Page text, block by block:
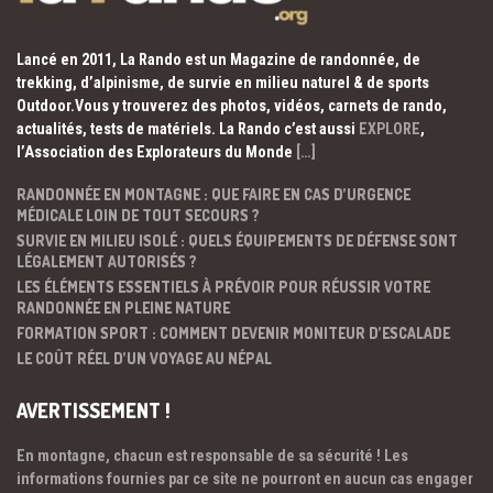
Lancé en 2011, La Rando est un Magazine de randonnée, de
trekking, d’alpinisme, de survie en milieu naturel & de sports
Outdoor.Vous y trouverez des photos, vidéos, carnets de rando,
actualités, tests de matériels. La Rando c’est aussi EXPLORE,
l’Association des Explorateurs du Monde […]
RANDONNÉE EN MONTAGNE : QUE FAIRE EN CAS D’URGENCE
MÉDICALE LOIN DE TOUT SECOURS ?
SURVIE EN MILIEU ISOLÉ : QUELS ÉQUIPEMENTS DE DÉFENSE SONT
LÉGALEMENT AUTORISÉS ?
LES ÉLÉMENTS ESSENTIELS À PRÉVOIR POUR RÉUSSIR VOTRE
RANDONNÉE EN PLEINE NATURE
FORMATION SPORT : COMMENT DEVENIR MONITEUR D’ESCALADE
LE COÛT RÉEL D’UN VOYAGE AU NÉPAL
AVERTISSEMENT !
En montagne, chacun est responsable de sa sécurité ! Les
informations fournies par ce site ne pourront en aucun cas engager